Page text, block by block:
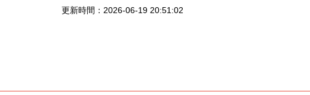
更新時間：2026-06-19 20:51:02